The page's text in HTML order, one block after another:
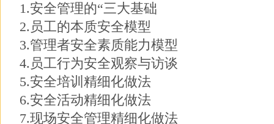
1.安全管理的“三大基础
2.员工的本质安全模型
3.管理者安全素质能力模型
4.员工行为安全观察与访谈
5.安全培训精细化做法
6.安全活动精细化做法
7.现场安全管理精细化做法